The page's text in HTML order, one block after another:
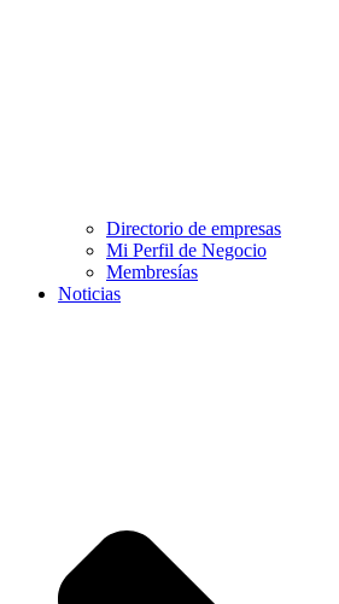
Directorio de empresas
Mi Perfil de Negocio
Membresías
Noticias